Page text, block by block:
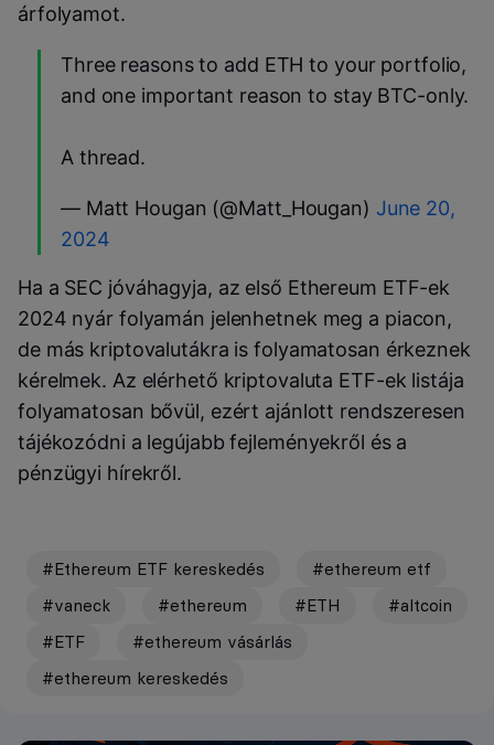
árfolyamot.
Three reasons to add ETH to your portfolio,
and one important reason to stay BTC-only.
A thread.
— Matt Hougan (@Matt_Hougan) June 20,
2024
Ha a SEC jóváhagyja, az első Ethereum ETF-ek
2024 nyár folyamán jelenhetnek meg a piacon,
de más kriptovalutákra is folyamatosan érkeznek
kérelmek. Az elérhető kriptovaluta ETF-ek listája
folyamatosan bővül, ezért ajánlott rendszeresen
tájékozódni a legújabb fejleményekről és a
pénzügyi hírekről.
#Ethereum ETF kereskedés
#ethereum etf
#vaneck
#ethereum #ETH
#altcoin
#ETF
#ethereum vásárlás
#ethereum kereskedés